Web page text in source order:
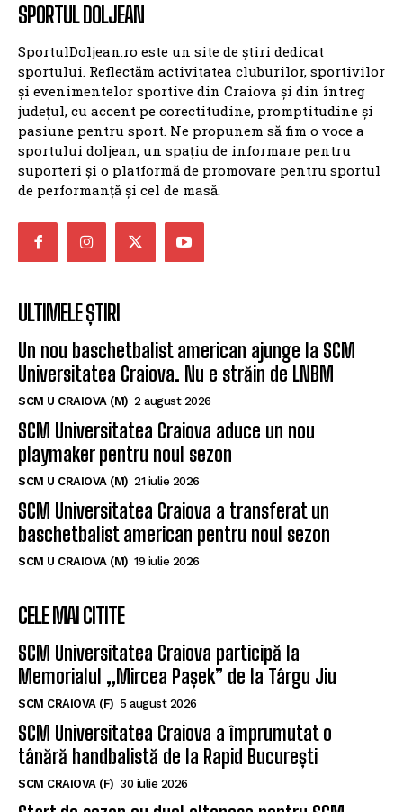
SPORTUL DOLJEAN
SportulDoljean.ro este un site de știri dedicat
sportului. Reflectăm activitatea cluburilor, sportivilor
și evenimentelor sportive din Craiova și din întreg
județul, cu accent pe corectitudine, promptitudine și
pasiune pentru sport. Ne propunem să fim o voce a
sportului doljean, un spațiu de informare pentru
suporteri și o platformă de promovare pentru sportul
de performanță și cel de masă.
ULTIMELE ȘTIRI
Un nou baschetbalist american ajunge la SCM
Universitatea Craiova. Nu e străin de LNBM
SCM U CRAIOVA (M) 2 august 2026
SCM Universitatea Craiova aduce un nou
playmaker pentru noul sezon
SCM U CRAIOVA (M) 21 iulie 2026
SCM Universitatea Craiova a transferat un
baschetbalist american pentru noul sezon
SCM U CRAIOVA (M) 19 iulie 2026
CELE MAI CITITE
SCM Universitatea Craiova participă la
Memorialul „Mircea Pașek” de la Târgu Jiu
SCM CRAIOVA (F) 5 august 2026
SCM Universitatea Craiova a împrumutat o
tânără handbalistă de la Rapid București
SCM CRAIOVA (F) 30 iulie 2026